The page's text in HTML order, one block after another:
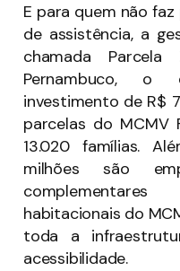
E para quem não
de assistência, a
chamada
Pernambuco, o
investimento de R$
parcelas do MCMV
13.020 famílias.
milhões são
habitacionais do
toda a
acessibilidade.